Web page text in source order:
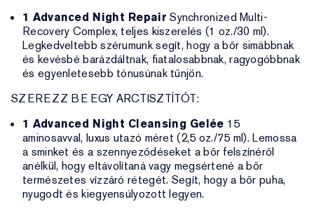
1 Advanced Night Repair Synchronized Multi-
Recovery Complex, teljes kiszerelés (1 oz./30 ml).
Legkedveltebb szérumunk segít, hogy a bőr simábbnak
és kevésbé barázdáltnak, fiatalosabbnak, ragyogóbbnak
és egyenletesebb tónusúnak tűnjön.
SZEREZZ BE EGY ARCTISZTÍTÓT:
1 Advanced Night Cleansing Gelée 15
aminosavval, luxus utazó méret (2,5 oz./75 ml). Lemossa
a sminket és a szennyeződéseket a bőr felszínéről
anélkül, hogy eltávolítaná vagy megsértené a bőr
természetes vízzáró rétegét. Segít, hogy a bőr puha,
nyugodt és kiegyensúlyozott legyen.